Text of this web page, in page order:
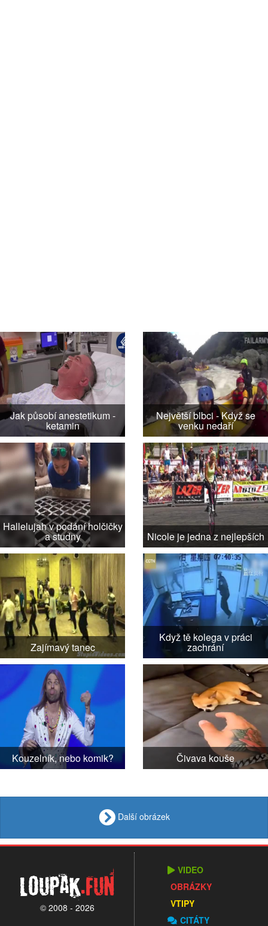
Jak působí anestetikum -
ketamin
Největší blbci - Když se
venku nedaří
Hallelujah v podání holčičky
a studny Nicole je jedna z nejlepších
Zajímavý tanec
Když tě kolega v práci
zachrání
Kouzelník, nebo komik? Čivava kouše
Další obrázek
Loupak.fun
© 2008 - 2026
VIDEO
OBRÁZKY
VTIPY
CITÁTY